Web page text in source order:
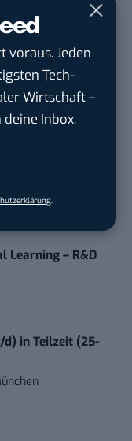
voraus. Jeden
Tech-
Wirtschaft –
Inbox.
am Main,
g) mit
Learning – R&D
in Teilzeit (25-